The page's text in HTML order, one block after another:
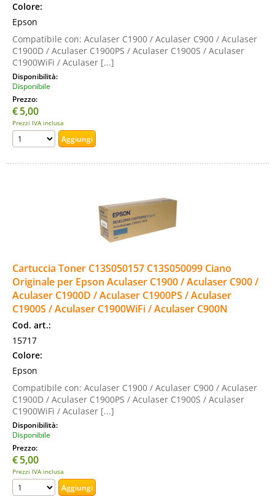
Colore:
Epson
Compatibile con: Aculaser C1900 / Aculaser C900 / Aculaser
C1900D / Aculaser C1900PS / Aculaser C1900S / Aculaser
C1900WiFi / Aculaser [...]
Disponibilità:
Disponibile
Prezzo:
€5,00
Prezzi IVA inclusa
Cartuccia Toner C13S050157 C13S050099 Ciano
Originale per Epson Aculaser C1900 / Aculaser C900 /
Aculaser C1900D / Aculaser C1900PS / Aculaser
C1900S / Aculaser C1900WiFi / Aculaser C900N
Cod. art.:
15717
Colore:
Epson
Compatibile con: Aculaser C1900 / Aculaser C900 / Aculaser
C1900D / Aculaser C1900PS / Aculaser C1900S / Aculaser
C1900WiFi / Aculaser [...]
Disponibilità:
Disponibile
Prezzo:
€5,00
Prezzi IVA inclusa